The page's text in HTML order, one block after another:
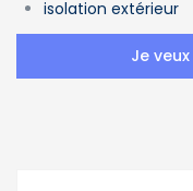
isolation extérieur
Je